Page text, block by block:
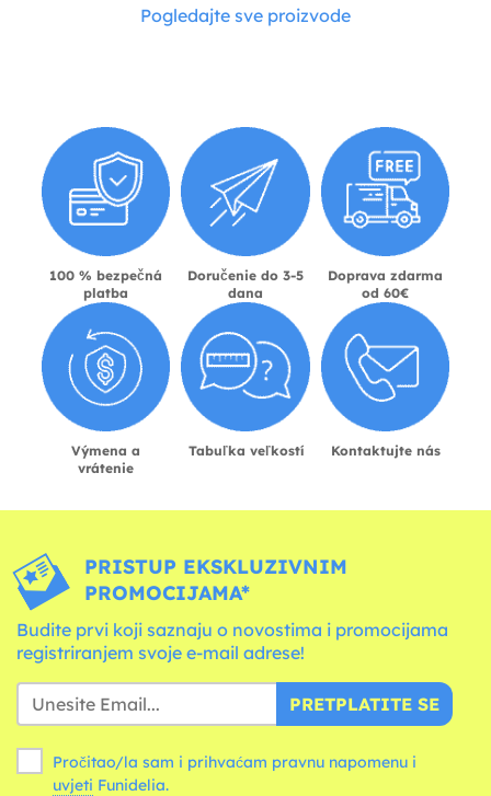
Pogledajte sve proizvode
100 % bezpečná
platba
Doručenie do 3-5
dana
Doprava zdarma
od 60€
Výmena a
vrátenie
Tabuľka veľkostí Kontaktujte nás
PRISTUP EKSKLUZIVNIM
PROMOCIJAMA*
Budite prvi koji saznaju o novostima i promocijama
registriranjem svoje e-mail adrese!
PRETPLATITE SE
Pročitao/la sam i prihvaćam pravnu napomenu i
uvjeti Funidelia.